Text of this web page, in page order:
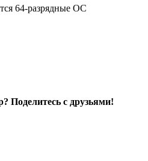
64-разрядные ОС
Поделитесь с друзьями!